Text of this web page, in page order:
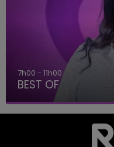
7h00 - 11h00
BEST OF